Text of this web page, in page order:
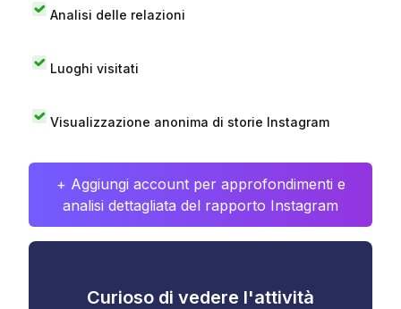
Analisi delle relazioni
Luoghi visitati
Visualizzazione anonima di storie Instagram
+ Aggiungi account per approfondimenti e
analisi dettagliata del rapporto Instagram
Curioso di vedere l'attività